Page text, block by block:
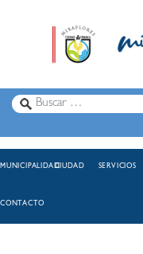
MUNICIPALIDADCIUDAD SERVICIOS
CONTACTO